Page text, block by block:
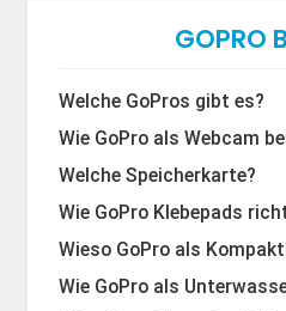
GOPRO
Welche GoPros gibt es?
Wie GoPro als Webcam
Welche Speicherkarte?
Wie GoPro Klebepads
Wieso GoPro als
Wie GoPro als